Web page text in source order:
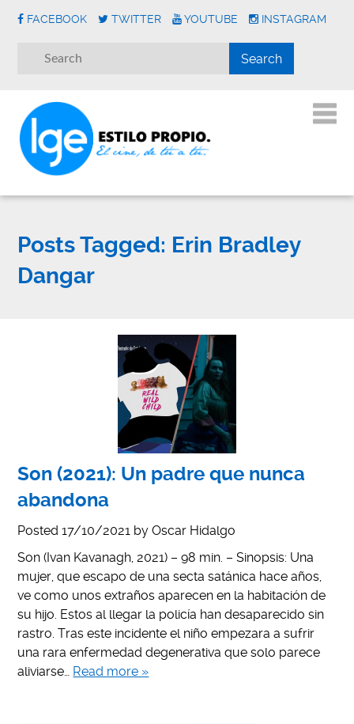
FACEBOOK TWITTER YOUTUBE INSTAGRAM
Posts Tagged: Erin Bradley
Dangar
Son (2021): Un padre que nunca
abandona
Posted17/10/2021 byOscar Hidalgo
Son (Ivan Kavanagh, 2021) – 98 min. – Sinopsis: Una
mujer, que escapo de una secta satánica hace años,
ve como unos extraños aparecen en la habitación de
su hijo. Estos al llegar la policía han desaparecido sin
rastro. Tras este incidente el niño empezara a sufrir
una rara enfermedad degenerativa que solo parece
aliviarse… Read more »